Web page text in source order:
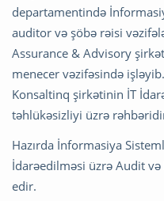
departamentində
auditor və şöbə rəisi
Assurance & Advisory
menecer vəzifəsində
Konsaltinq şirkətinin İT
təhlükəsizliyi üzrə
Hazırda İnformasiya
İdarəedilməsi üzrə Audit
edir.